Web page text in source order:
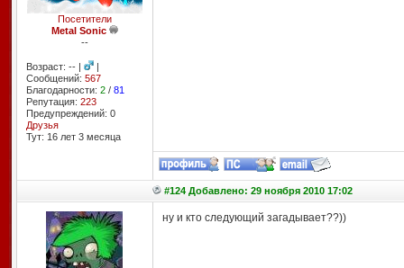
Посетители
Metal Sonic
--
Возраст: -- |
|
Сообщений: 567
Благодарности: 2/ 81
Репутация: 223
Предупреждений: 0
Друзья
Тут: 16 лет 3 месяцa
#124 Добавлено: 29 ноября 2010 17:02
ну и кто следующий загадывает??))